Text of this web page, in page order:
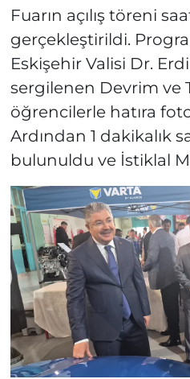
Fuarın açılış töreni
gerçekleştirildi.
Eskişehir Valisi Dr.
sergilenen Devrim ve
öğrencilerle hatıra
Ardından 1 dakikalık
bulunuldu ve İstiklal